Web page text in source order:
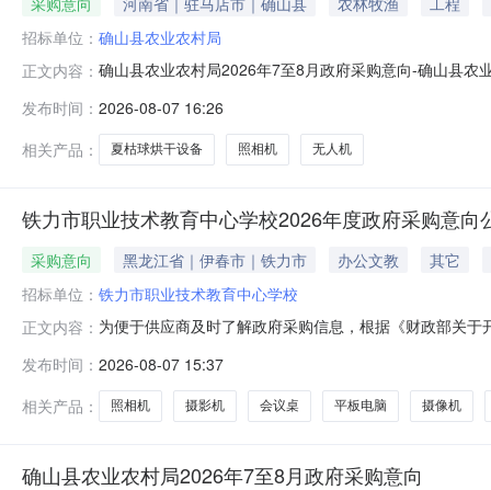
招标单位： 确山县农业农村局
正文内容： 确山县农业农村局2026年7至8月政府采购意向-确山县农
65.482500万元(人民币)采购品目：采购需求概况：采购
的采购意向是本单位政府
发布时间： 2026-08-07 16:26
相关产品：
夏枯球烘干设备 照相机 无人机
铁力市职业技术教育中心学校2026年度政府采购意向
采购意向 黑龙江省｜伊春市｜铁力市 办公文教
其它
招标单位： 铁力市职业技术教育中心学校
正文内容： 为便于供应商及时了解政府采购信息，根据《财政部关
购内容：摄影机采购数量：1台采购内容：照相机采购数
容：柜子采购数量：2
发布时间： 2026-08-07 15:37
相关产品：
照相机 摄影机 会议桌 平板电脑 摄像机
确山县农业农村局2026年7至8月政府采购意向